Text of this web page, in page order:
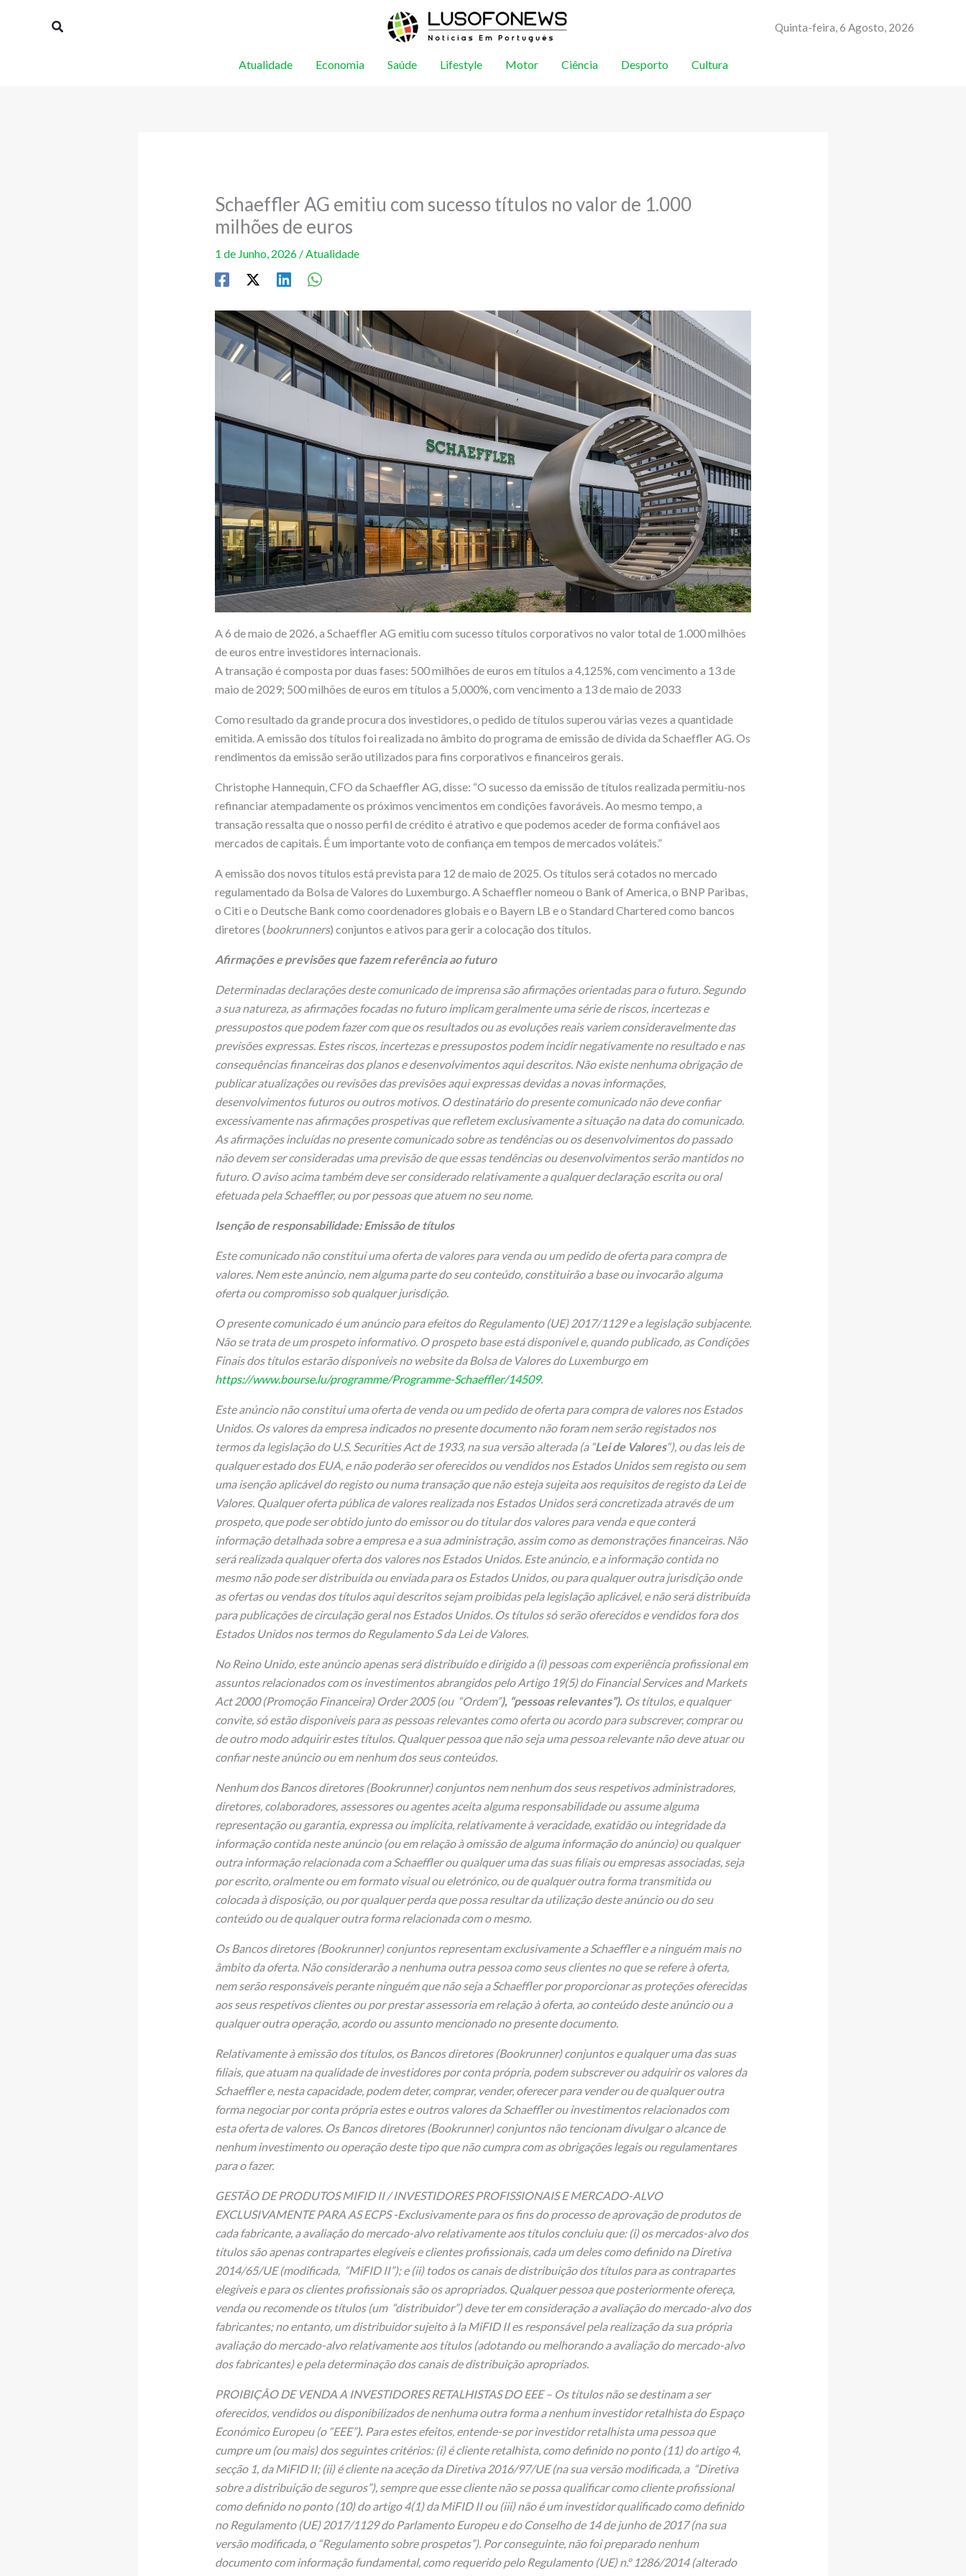
Procurar Quinta-feira, 6 Agosto, 2026
Atualidade Economia Saúde Lifestyle Motor Ciência Desporto Cultura
Schaeffler AG emitiu com sucesso títulos no valor de 1.000
milhões de euros
1 de Junho, 2026 /Atualidade
A 6 de maio de 2026, a Schaeffler AG emitiu com sucesso títulos corporativos no valor total de 1.000 milhões
de euros entre investidores internacionais.
A transação é composta por duas fases: 500 milhões de euros em títulos a 4,125%, com vencimento a 13 de
maio de 2029; 500 milhões de euros em títulos a 5,000%, com vencimento a 13 de maio de 2033
Como resultado da grande procura dos investidores, o pedido de títulos superou várias vezes a quantidade
emitida. A emissão dos títulos foi realizada no âmbito do programa de emissão de dívida da Schaeffler AG. Os
rendimentos da emissão serão utilizados para fins corporativos e financeiros gerais.
Christophe Hannequin, CFO da Schaeffler AG, disse: “O sucesso da emissão de títulos realizada permitiu-nos
refinanciar atempadamente os próximos vencimentos em condições favoráveis. Ao mesmo tempo, a
transação ressalta que o nosso perfil de crédito é atrativo e que podemos aceder de forma confiável aos
mercados de capitais. É um importante voto de confiança em tempos de mercados voláteis.”
A emissão dos novos títulos está prevista para 12 de maio de 2025. Os títulos será cotados no mercado
regulamentado da Bolsa de Valores do Luxemburgo. A Schaeffler nomeou o Bank of America, o BNP Paribas,
o Citi e o Deutsche Bank como coordenadores globais e o Bayern LB e o Standard Chartered como bancos
diretores (bookrunners) conjuntos e ativos para gerir a colocação dos títulos.
Afirmações e previsões que fazem referência ao futuro
Determinadas declarações deste comunicado de imprensa são afirmações orientadas para o futuro. Segundo
a sua natureza, as afirmações focadas no futuro implicam geralmente uma série de riscos, incertezas e
pressupostos que podem fazer com que os resultados ou as evoluções reais variem consideravelmente das
previsões expressas. Estes riscos, incertezas e pressupostos podem incidir negativamente no resultado e nas
consequências financeiras dos planos e desenvolvimentos aqui descritos. Não existe nenhuma obrigação de
publicar atualizações ou revisões das previsões aqui expressas devidas a novas informações,
desenvolvimentos futuros ou outros motivos. O destinatário do presente comunicado não deve confiar
excessivamente nas afirmações prospetivas que refletem exclusivamente a situação na data do comunicado.
As afirmações incluídas no presente comunicado sobre as tendências ou os desenvolvimentos do passado
não devem ser consideradas uma previsão de que essas tendências ou desenvolvimentos serão mantidos no
futuro. O aviso acima também deve ser considerado relativamente a qualquer declaração escrita ou oral
efetuada pela Schaeffler, ou por pessoas que atuem no seu nome.
Isenção de responsabilidade: Emissão de títulos
Este comunicado não constitui uma oferta de valores para venda ou um pedido de oferta para compra de
valores. Nem este anúncio, nem alguma parte do seu conteúdo, constituirão a base ou invocarão alguma
oferta ou compromisso sob qualquer jurisdição.
O presente comunicado é um anúncio para efeitos do Regulamento (UE) 2017/1129 e a legislação subjacente.
Não se trata de um prospeto informativo. O prospeto base está disponível e, quando publicado, as Condições
Finais dos títulos estarão disponíveis no website da Bolsa de Valores do Luxemburgo em
https://www.bourse.lu/programme/Programme-Schaeffler/14509.
Este anúncio não constitui uma oferta de venda ou um pedido de oferta para compra de valores nos Estados
Unidos. Os valores da empresa indicados no presente documento não foram nem serão registados nos
termos da legislação do U.S. Securities Act de 1933, na sua versão alterada (a “Lei de Valores“), ou das leis de
qualquer estado dos EUA, e não poderão ser oferecidos ou vendidos nos Estados Unidos sem registo ou sem
uma isenção aplicável do registo ou numa transação que não esteja sujeita aos requisitos de registo da Lei de
Valores. Qualquer oferta pública de valores realizada nos Estados Unidos será concretizada através de um
prospeto, que pode ser obtido junto do emissor ou do titular dos valores para venda e que conterá
informação detalhada sobre a empresa e a sua administração, assim como as demonstrações financeiras. Não
será realizada qualquer oferta dos valores nos Estados Unidos. Este anúncio, e a informação contida no
mesmo não pode ser distribuída ou enviada para os Estados Unidos, ou para qualquer outra jurisdição onde
as ofertas ou vendas dos títulos aqui descritos sejam proibidas pela legislação aplicável, e não será distribuída
para publicações de circulação geral nos Estados Unidos. Os títulos só serão oferecidos e vendidos fora dos
Estados Unidos nos termos do Regulamento S da Lei de Valores.
No Reino Unido, este anúncio apenas será distribuído e dirigido a (i) pessoas com experiência profissional em
assuntos relacionados com os investimentos abrangidos pelo Artigo 19(5) do Financial Services and Markets
Act 2000 (Promoção Financeira) Order 2005 (ou “Ordem”), “pessoas relevantes”). Os títulos, e qualquer
convite, só estão disponíveis para as pessoas relevantes como oferta ou acordo para subscrever, comprar ou
de outro modo adquirir estes títulos. Qualquer pessoa que não seja uma pessoa relevante não deve atuar ou
confiar neste anúncio ou em nenhum dos seus conteúdos.
Nenhum dos Bancos diretores (Bookrunner) conjuntos nem nenhum dos seus respetivos administradores,
diretores, colaboradores, assessores ou agentes aceita alguma responsabilidade ou assume alguma
representação ou garantia, expressa ou implícita, relativamente à veracidade, exatidão ou integridade da
informação contida neste anúncio (ou em relação à omissão de alguma informação do anúncio) ou qualquer
outra informação relacionada com a Schaeffler ou qualquer uma das suas filiais ou empresas associadas, seja
por escrito, oralmente ou em formato visual ou eletrónico, ou de qualquer outra forma transmitida ou
colocada à disposição, ou por qualquer perda que possa resultar da utilização deste anúncio ou do seu
conteúdo ou de qualquer outra forma relacionada com o mesmo.
Os Bancos diretores (Bookrunner) conjuntos representam exclusivamente a Schaeffler e a ninguém mais no
âmbito da oferta. Não considerarão a nenhuma outra pessoa como seus clientes no que se refere à oferta,
nem serão responsáveis perante ninguém que não seja a Schaeffler por proporcionar as proteções oferecidas
aos seus respetivos clientes ou por prestar assessoria em relação à oferta, ao conteúdo deste anúncio ou a
qualquer outra operação, acordo ou assunto mencionado no presente documento.
Relativamente à emissão dos títulos, os Bancos diretores (Bookrunner) conjuntos e qualquer uma das suas
filiais, que atuam na qualidade de investidores por conta própria, podem subscrever ou adquirir os valores da
Schaeffler e, nesta capacidade, podem deter, comprar, vender, oferecer para vender ou de qualquer outra
forma negociar por conta própria estes e outros valores da Schaeffler ou investimentos relacionados com
esta oferta de valores. Os Bancos diretores (Bookrunner) conjuntos não tencionam divulgar o alcance de
nenhum investimento ou operação deste tipo que não cumpra com as obrigações legais ou regulamentares
para o fazer.
GESTÃO DE PRODUTOS MIFID II / INVESTIDORES PROFISSIONAIS E MERCADO-ALVO
EXCLUSIVAMENTE PARA AS ECPS -Exclusivamente para os fins do processo de aprovação de produtos de
cada fabricante, a avaliação do mercado-alvo relativamente aos títulos concluiu que: (i) os mercados-alvo dos
títulos são apenas contrapartes elegíveis e clientes profissionais, cada um deles como definido na Diretiva
2014/65/UE (modificada, “MiFID II”); e (ii) todos os canais de distribuição dos títulos para as contrapartes
elegíveis e para os clientes profissionais são os apropriados. Qualquer pessoa que posteriormente ofereça,
venda ou recomende os títulos (um “distribuidor”) deve ter em consideração a avaliação do mercado-alvo dos
fabricantes; no entanto, um distribuidor sujeito à la MiFID II es responsável pela realização da sua própria
avaliação do mercado-alvo relativamente aos títulos (adotando ou melhorando a avaliação do mercado-alvo
dos fabricantes) e pela determinação dos canais de distribuição apropriados.
PROIBIÇÃO DE VENDA A INVESTIDORES RETALHISTAS DO EEE – Os títulos não se destinam a ser
oferecidos, vendidos ou disponibilizados de nenhuma outra forma a nenhum investidor retalhista do Espaço
Económico Europeu (o “EEE”). Para estes efeitos, entende-se por investidor retalhista uma pessoa que
cumpre um (ou mais) dos seguintes critérios: (i) é cliente retalhista, como definido no ponto (11) do artigo 4,
secção 1, da MiFID II; (ii) é cliente na aceção da Diretiva 2016/97/UE (na sua versão modificada, a “Diretiva
sobre a distribuição de seguros”), sempre que esse cliente não se possa qualificar como cliente profissional
como definido no ponto (10) do artigo 4(1) da MiFID II ou (iii) não é um investidor qualificado como definido
no Regulamento (UE) 2017/1129 do Parlamento Europeu e do Conselho de 14 de junho de 2017 (na sua
versão modificada, o “Regulamento sobre prospetos”). Por conseguinte, não foi preparado nenhum
documento com informação fundamental, como requerido pelo Regulamento (UE) n.º 1286/2014 (alterado